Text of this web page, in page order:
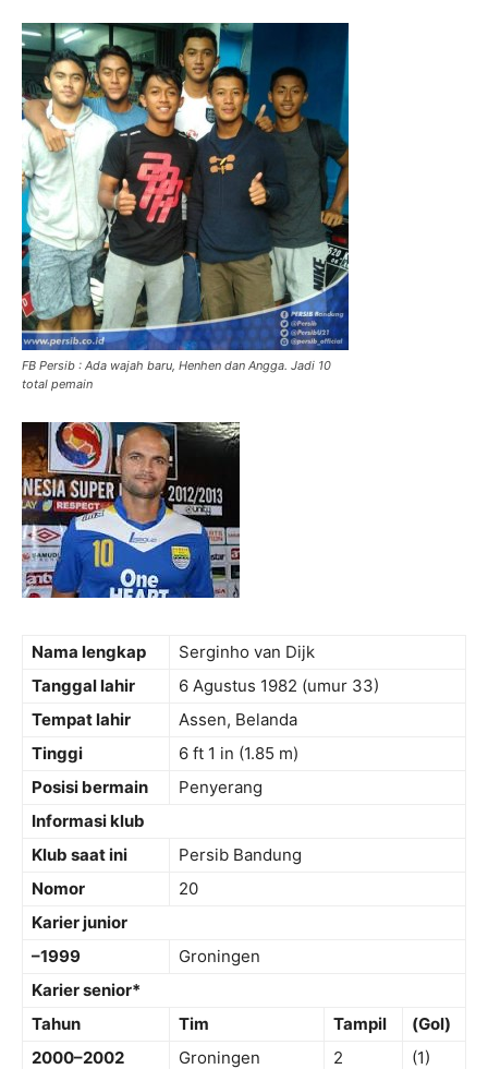
FB Persib : Ada wajah baru, Henhen dan Angga. Jadi 10
total pemain
Nama lengkap
Serginho van Dijk
Tanggal lahir
6 Agustus 1982 (umur 33)
Tempat lahir
Assen, Belanda
Tinggi
6 ft 1 in (1.85 m)
Posisi bermain
Penyerang
Informasi klub
Klub saat ini
Persib Bandung
Nomor
20
Karier junior
–1999
Groningen
Karier senior*
Tahun
Tim Tampil
(Gol)
2000–2002
Groningen 2
(1)